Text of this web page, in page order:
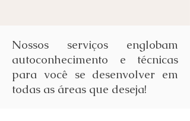
Nossos serviços englobam
autoconhecimento e técnicas
para você se desenvolver em
todas as áreas que deseja!